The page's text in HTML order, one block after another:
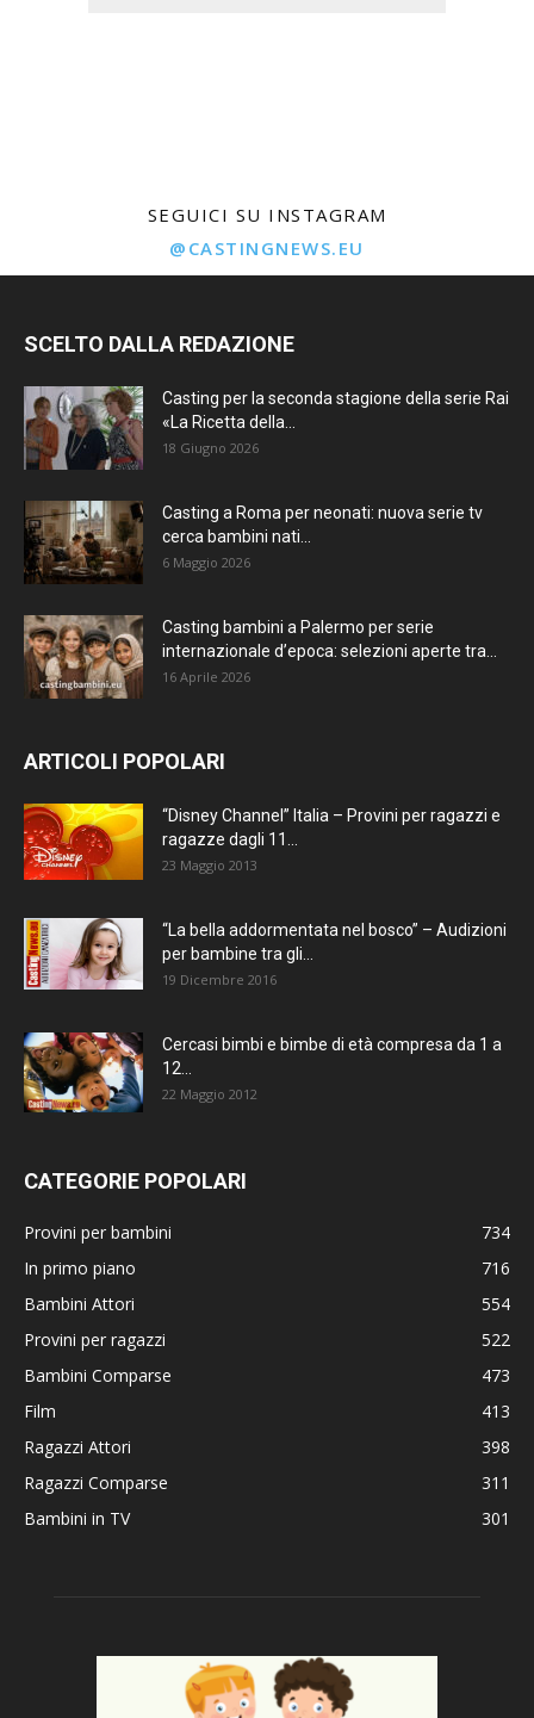
SEGUICI SU INSTAGRAM
@CASTINGNEWS.EU
SCELTO DALLA REDAZIONE
Casting per la seconda stagione della serie Rai
«La Ricetta della...
18 Giugno 2026
Casting a Roma per neonati: nuova serie tv
cerca bambini nati...
6 Maggio 2026
Casting bambini a Palermo per serie
internazionale d’epoca: selezioni aperte tra...
16 Aprile 2026
ARTICOLI POPOLARI
“Disney Channel” Italia – Provini per ragazzi e
ragazze dagli 11...
23 Maggio 2013
“La bella addormentata nel bosco” – Audizioni
per bambine tra gli...
19 Dicembre 2016
Cercasi bimbi e bimbe di età compresa da 1 a
12...
22 Maggio 2012
CATEGORIE POPOLARI
Provini per bambini
734
In primo piano
716
Bambini Attori
554
Provini per ragazzi
522
Bambini Comparse
473
Film
413
Ragazzi Attori
398
Ragazzi Comparse
311
Bambini in TV
301